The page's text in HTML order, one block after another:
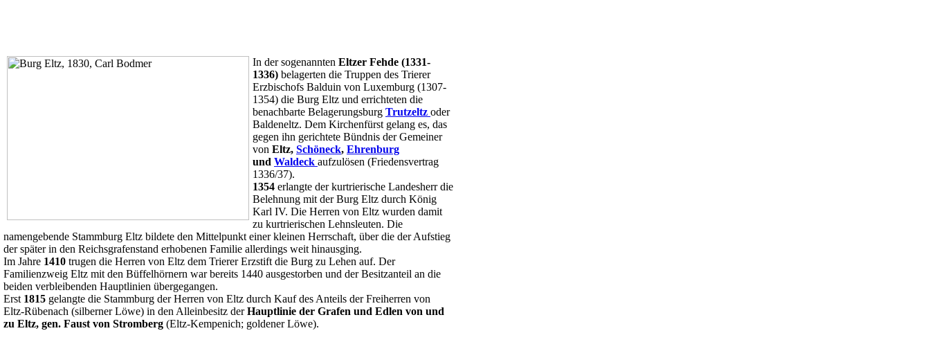
In der sogenannten Eltzer Fehde (1331-
1336) belagerten die Truppen des Trierer
Erzbischofs Balduin von Luxemburg (1307-
1354) die Burg Eltz und errichteten die
benachbarte Belagerungsburg Trutzeltz oder
Baldeneltz. Dem Kirchenfürst gelang es, das
gegen ihn gerichtete Bündnis der Gemeiner
von Eltz, Schöneck, Ehrenburg
und Waldeck aufzulösen (Friedensvertrag
1336/37).
1354 erlangte der kurtrierische Landesherr die
Belehnung mit der Burg Eltz durch König
Karl IV. Die Herren von Eltz wurden damit
zu kurtrierischen Lehnsleuten. Die
namengebende Stammburg Eltz bildete den Mittelpunkt einer kleinen Herrschaft, über die der Aufstieg
der später in den Reichsgrafenstand erhobenen Familie allerdings weit hinausging.
Im Jahre 1410 trugen die Herren von Eltz dem Trierer Erzstift die Burg zu Lehen auf. Der
Familienzweig Eltz mit den Büffelhörnern war bereits 1440 ausgestorben und der Besitzanteil an die
beiden verbleibenden Hauptlinien übergegangen.
Erst 1815 gelangte die Stammburg der Herren von Eltz durch Kauf des Anteils der Freiherren von
Eltz-Rübenach (silberner Löwe) in den Alleinbesitz derHauptlinie der Grafen und Edlen von und
zu Eltz, gen. Faust von Stromberg (Eltz-Kempenich; goldener Löwe).